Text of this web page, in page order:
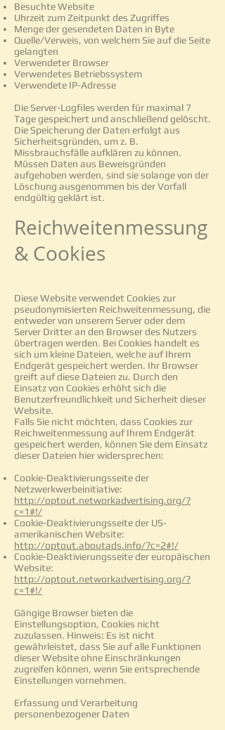
Besuchte Website
Uhrzeit zum Zeitpunkt des Zugriffes
Menge der gesendeten Daten in Byte
Quelle/Verweis, von welchem Sie auf die Seite
gelangten
Verwendeter Browser
Verwendetes Betriebssystem
Verwendete IP-Adresse
Die Server-Logfiles werden für maximal 7
Tage gespeichert und anschließend gelöscht.
Die Speicherung der Daten erfolgt aus
Sicherheitsgründen, um z. B.
Missbrauchsfälle aufklären zu können.
Müssen Daten aus Beweisgründen
aufgehoben werden, sind sie solange von der
Löschung ausgenommen bis der Vorfall
endgültig geklärt ist.
Reichweitenmessung
& Cookies
Diese Website verwendet Cookies zur
pseudonymisierten Reichweitenmessung, die
entweder von unserem Server oder dem
Server Dritter an den Browser des Nutzers
übertragen werden. Bei Cookies handelt es
sich um kleine Dateien, welche auf Ihrem
Endgerät gespeichert werden. Ihr Browser
greift auf diese Dateien zu. Durch den
Einsatz von Cookies erhöht sich die
Benutzerfreundlichkeit und Sicherheit dieser
Website.
Falls Sie nicht möchten, dass Cookies zur
Reichweitenmessung auf Ihrem Endgerät
gespeichert werden, können Sie dem Einsatz
dieser Dateien hier widersprechen:
Cookie-Deaktivierungsseite der
Netzwerkwerbeinitiative:
http://optout.networkadvertising.org/?
c=1#!/
Cookie-Deaktivierungsseite der US-
amerikanischen Website:
http://optout.aboutads.info/?c=2#!/
Cookie-Deaktivierungsseite der europäischen
Website:
http://optout.networkadvertising.org/?
c=1#!/
Gängige Browser bieten die
Einstellungsoption, Cookies nicht
zuzulassen. Hinweis: Es ist nicht
gewährleistet, dass Sie auf alle Funktionen
dieser Website ohne Einschränkungen
zugreifen können, wenn Sie entsprechende
Einstellungen vornehmen.
Erfassung und Verarbeitung
personenbezogener Daten